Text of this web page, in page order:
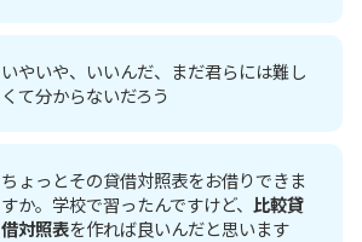
いやいや、いいんだ、まだ君らには難し
くて分からないだろう
ちょっとその貸借対照表をお借りできま
すか。学校で習ったんですけど、 比較貸
借対照表を作れば良いんだと思います